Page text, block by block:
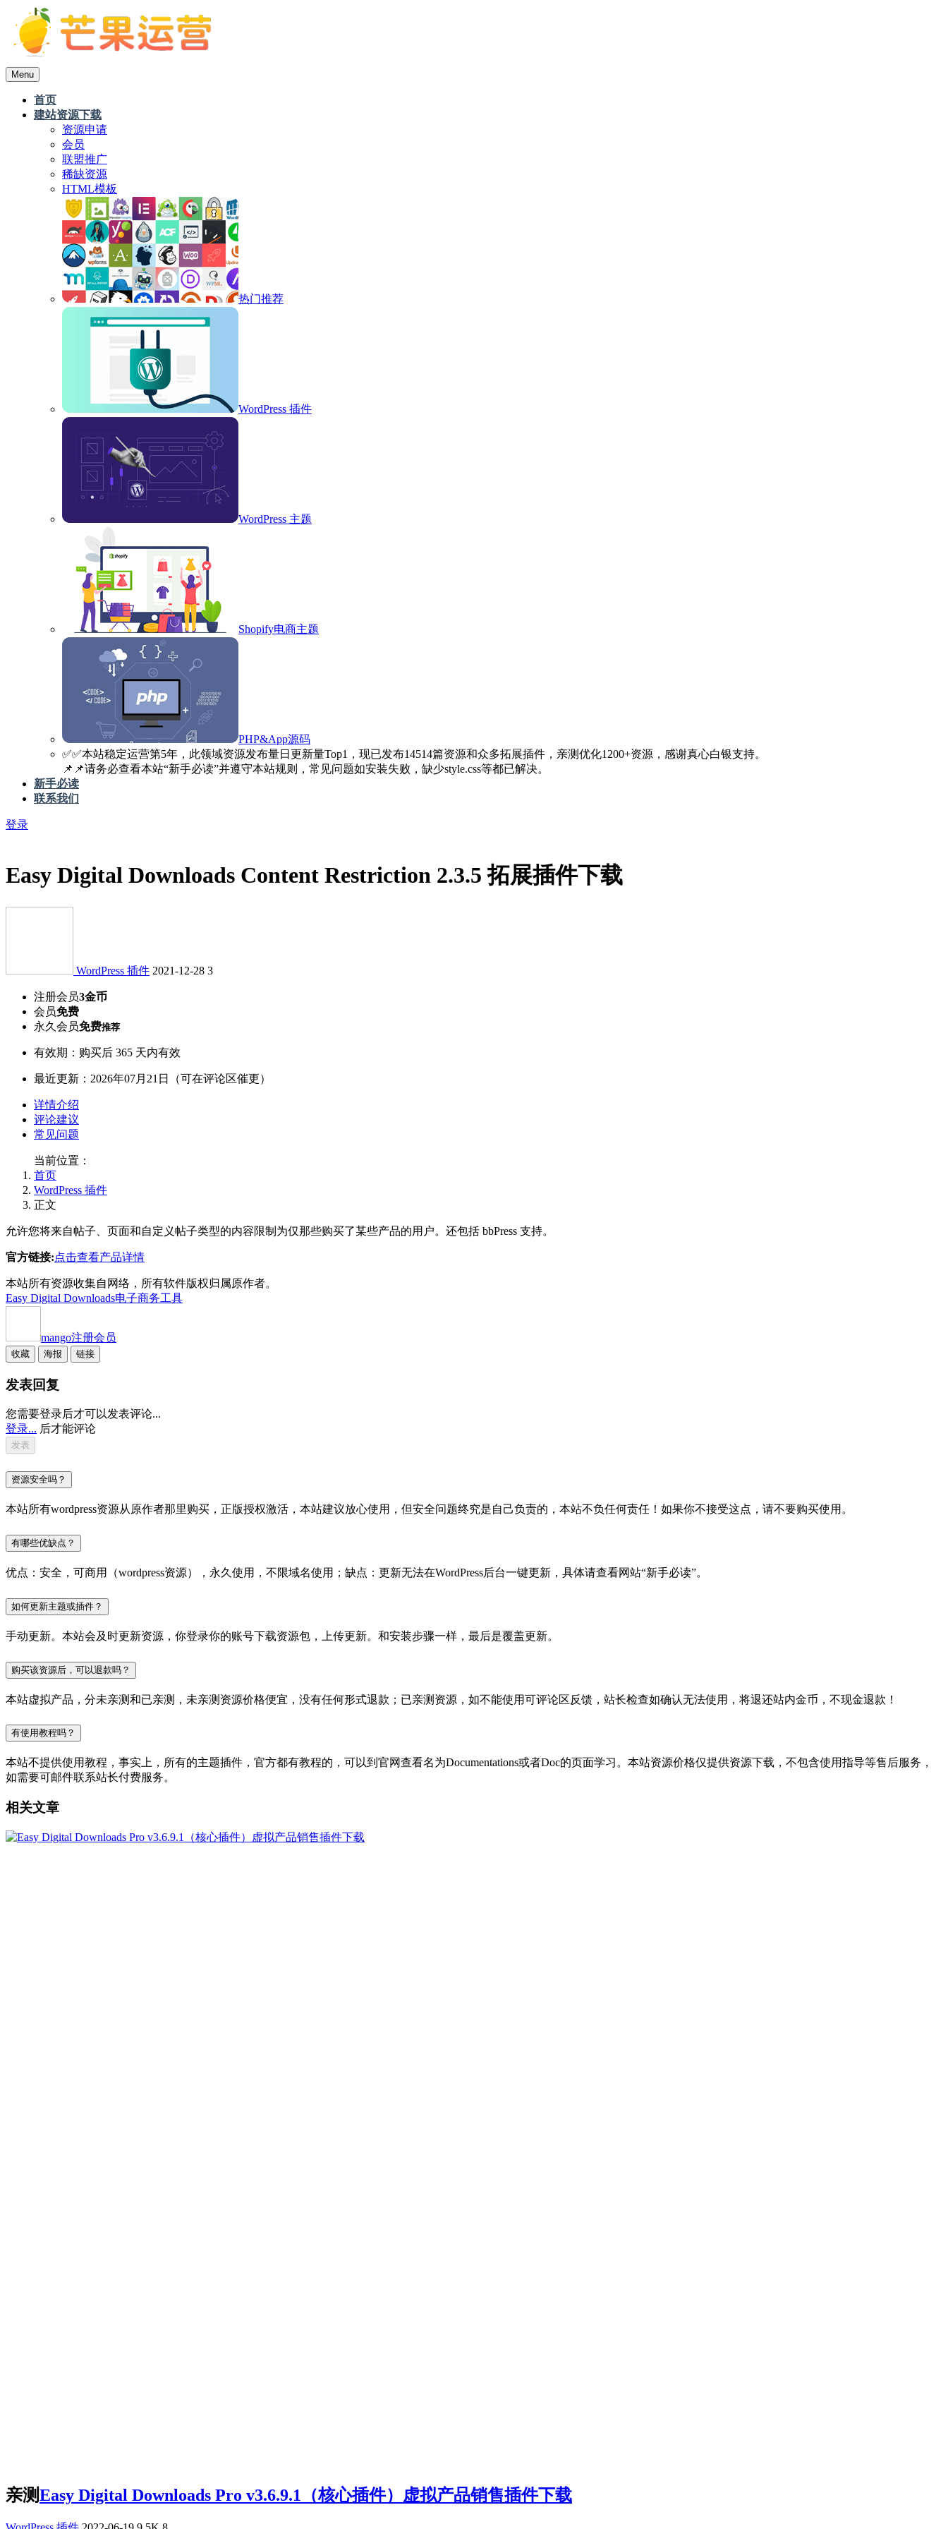
Menu
首页
建站资源下载
资源申请
会员
联盟推广
稀缺资源
HTML模板
热门推荐
WordPress 插件
WordPress 主题
Shopify电商主题
PHP&App源码
✅️✅️本站稳定运营第5年，此领域资源发布量日更新量Top1，现已发布14514篇资源和众多拓展插件，亲测优化1200+资源，感谢真心白银支持。
📌📌请务必查看本站“新手必读”并遵守本站规则，常见问题如安装失败，缺少style.css等都已解决。
新手必读
联系我们
登录
Easy Digital Downloads Content Restriction 2.3.5 拓展插件下载
WordPress 插件 2021-12-28 3
注册会员3金币
会员免费
永久会员免费推荐
有效期：购买后 365 天内有效
最近更新：2026年07月21日（可在评论区催更）
详情介绍
评论建议
常见问题
当前位置：
首页
WordPress 插件
正文
允许您将来自帖子、页面和自定义帖子类型的内容限制为仅那些购买了某些产品的用户。还包括 bbPress 支持。
官方链接:点击查看产品详情
本站所有资源收集自网络，所有软件版权归属原作者。
Easy Digital Downloads电子商务工具
mango注册会员
收藏 海报 链接
发表回复
您需要登录后才可以发表评论...
登录... 后才能评论
资源安全吗？
本站所有wordpress资源从原作者那里购买，正版授权激活，本站建议放心使用，但安全问题终究是自己负责的，本站不负任何责任！如果你不接受这点，请不要购买使用。
有哪些优缺点？
优点：安全，可商用（wordpress资源），永久使用，不限域名使用；缺点：更新无法在WordPress后台一键更新，具体请查看网站“新手必读”。
如何更新主题或插件？
手动更新。本站会及时更新资源，你登录你的账号下载资源包，上传更新。和安装步骤一样，最后是覆盖更新。
购买该资源后，可以退款吗？
本站虚拟产品，分未亲测和已亲测，未亲测资源价格便宜，没有任何形式退款；已亲测资源，如不能使用可评论区反馈，站长检查如确认无法使用，将退还站内金币，不现金退款！
有使用教程吗？
本站不提供使用教程，事实上，所有的主题插件，官方都有教程的，可以到官网查看名为Documentations或者Doc的页面学习。本站资源价格仅提供资源下载，不包含使用指导等售后服务，
如需要可邮件联系站长付费服务。
相关文章
亲测Easy Digital Downloads Pro v3.6.9.1（核心插件）虚拟产品销售插件下载